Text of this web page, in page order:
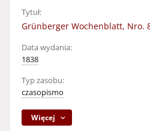
Tytuł:
Grünberger Wochenblatt, Nro.
Data wydania:
1838
Typ zasobu:
czasopismo
Więcej